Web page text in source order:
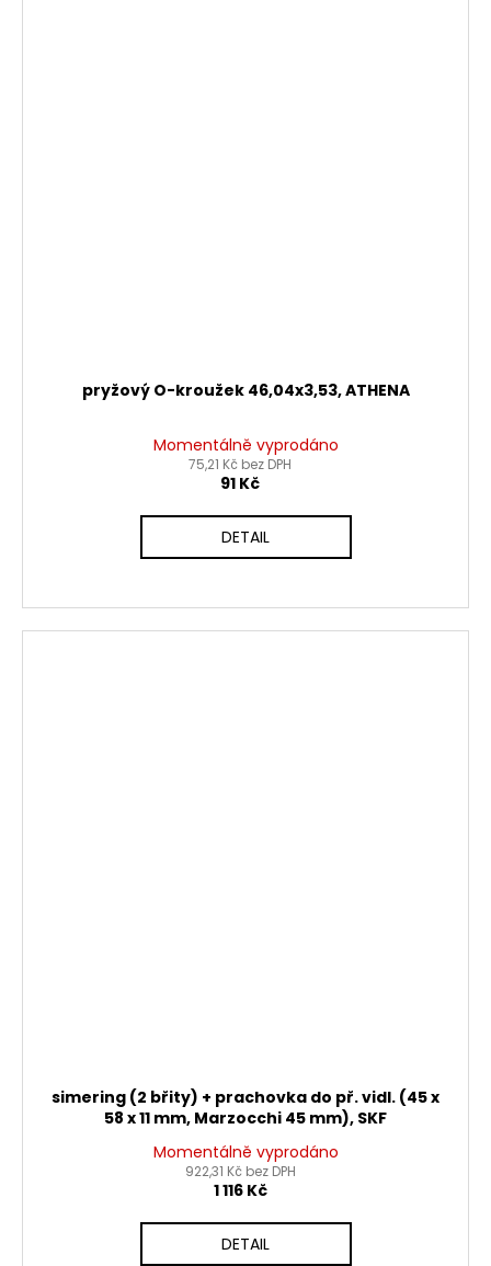
pryžový O-kroužek 46,04x3,53, ATHENA
Momentálně vyprodáno
75,21 Kč bez DPH
91 Kč
DETAIL
simering (2 břity) + prachovka do př. vidl. (45 x
58 x 11 mm, Marzocchi 45 mm), SKF
Momentálně vyprodáno
922,31 Kč bez DPH
1 116 Kč
DETAIL